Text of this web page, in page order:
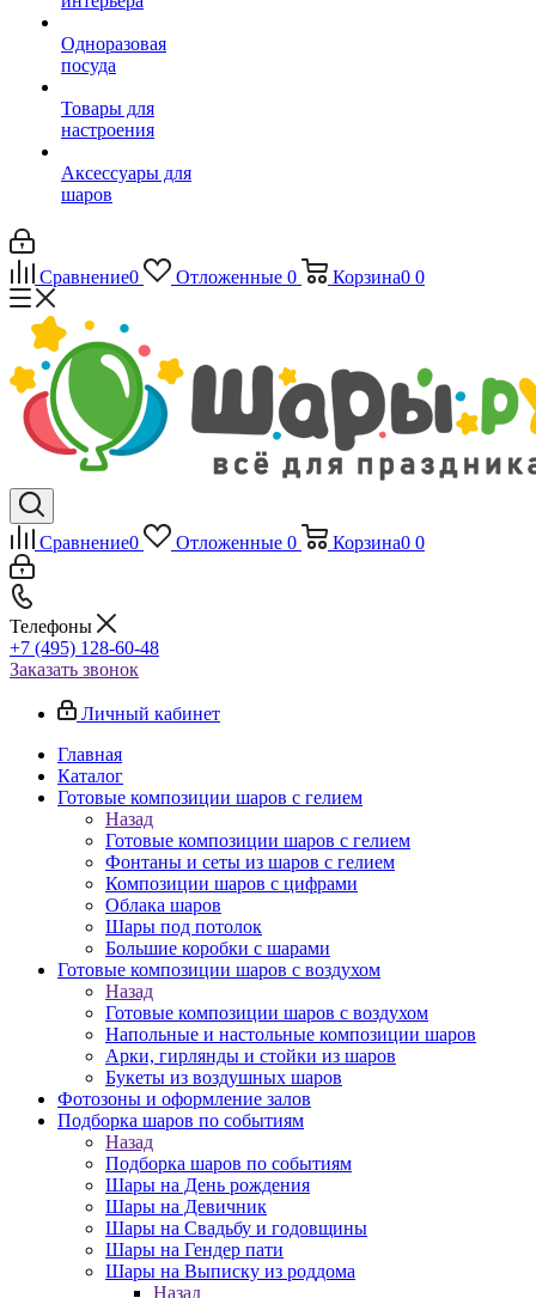
Одноразовая
посуда
Товары для
настроения
Аксессуары для
шаров
Сравнение0 Отложенные 0 Корзина0 0
Сравнение0 Отложенные 0 Корзина0 0
Телефоны
+7 (495) 128-60-48
Заказать звонок
Личный кабинет
Главная
Каталог
Готовые композиции шаров с гелием
Назад
Готовые композиции шаров с гелием
Фонтаны и сеты из шаров с гелием
Композиции шаров с цифрами
Облака шаров
Шары под потолок
Большие коробки с шарами
Готовые композиции шаров с воздухом
Назад
Готовые композиции шаров с воздухом
Напольные и настольные композиции шаров
Арки, гирлянды и стойки из шаров
Букеты из воздушных шаров
Фотозоны и оформление залов
Подборка шаров по событиям
Назад
Подборка шаров по событиям
Шары на День рождения
Шары на Девичник
Шары на Свадьбу и годовщины
Шары на Гендер пати
Шары на Выписку из роддома
Назад